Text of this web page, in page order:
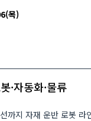
목)
·자동화·물류
까지 자재 운반 로봇 라